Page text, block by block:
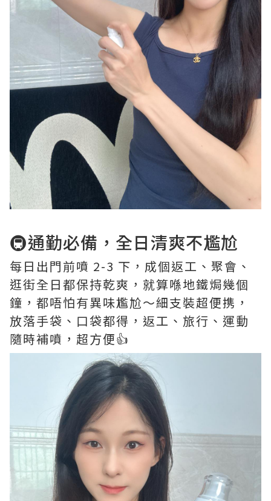
🚇通勤必備，全日清爽不尷尬
每日出門前噴 2-3 下，成個返工、聚會、
逛街全日都保持乾爽，就算喺地鐵焗幾個
鐘，都唔怕有異味尷尬～細支裝超便携，
放落手袋、口袋都得，返工、旅行、運動
隨時補噴，超方便👍